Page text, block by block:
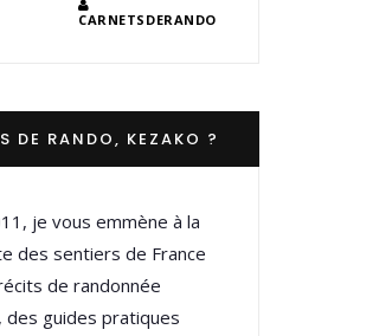
CARNETSDERANDO
DE RANDO, KEZAKO ?
je vous emmène à la
des sentiers de France
de randonnée
des guides pratiques